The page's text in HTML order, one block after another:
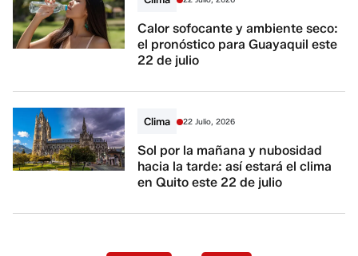
Calor sofocante y ambiente seco:
el pronóstico para Guayaquil este
22 de julio
Clima 22 Julio, 2026
Sol por la mañana y nubosidad
hacia la tarde: así estará el clima
en Quito este 22 de julio